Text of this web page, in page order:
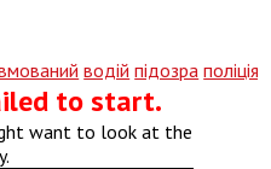
водій підозра поліція
to start.
want to look at the